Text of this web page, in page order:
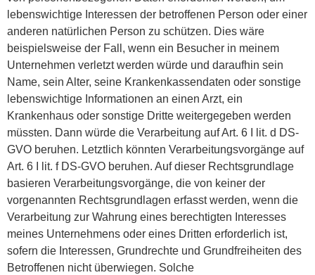
lebenswichtige Interessen der betroffenen Person oder einer
anderen natürlichen Person zu schützen. Dies wäre
beispielsweise der Fall, wenn ein Besucher in meinem
Unternehmen verletzt werden würde und daraufhin sein
Name, sein Alter, seine Krankenkassendaten oder sonstige
lebenswichtige Informationen an einen Arzt, ein
Krankenhaus oder sonstige Dritte weitergegeben werden
müssten. Dann würde die Verarbeitung auf Art. 6 I lit. d DS-
GVO beruhen. Letztlich könnten Verarbeitungsvorgänge auf
Art. 6 I lit. f DS-GVO beruhen. Auf dieser Rechtsgrundlage
basieren Verarbeitungsvorgänge, die von keiner der
vorgenannten Rechtsgrundlagen erfasst werden, wenn die
Verarbeitung zur Wahrung eines berechtigten Interesses
meines Unternehmens oder eines Dritten erforderlich ist,
sofern die Interessen, Grundrechte und Grundfreiheiten des
Betroffenen nicht überwiegen. Solche